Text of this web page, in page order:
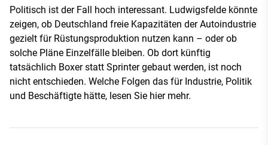
Politisch ist der Fall hoch interessant. Ludwigsfelde könnte
zeigen, ob Deutschland freie Kapazitäten der Autoindustrie
gezielt für Rüstungsproduktion nutzen kann – oder ob
solche Pläne Einzelfälle bleiben. Ob dort künftig
tatsächlich Boxer statt Sprinter gebaut werden, ist noch
nicht entschieden. Welche Folgen das für Industrie, Politik
und Beschäftigte hätte, lesen Sie hier mehr.